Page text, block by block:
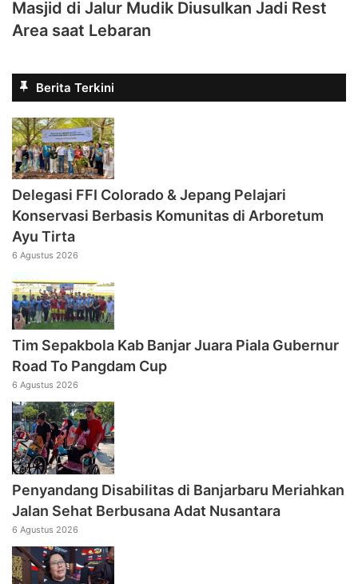
Masjid di Jalur Mudik Diusulkan Jadi Rest
Area saat Lebaran
Berita Terkini
Delegasi FFI Colorado & Jepang Pelajari
Konservasi Berbasis Komunitas di Arboretum
Ayu Tirta
6 Agustus 2026
Tim Sepakbola Kab Banjar Juara Piala Gubernur
Road To Pangdam Cup
6 Agustus 2026
Penyandang Disabilitas di Banjarbaru Meriahkan
Jalan Sehat Berbusana Adat Nusantara
6 Agustus 2026